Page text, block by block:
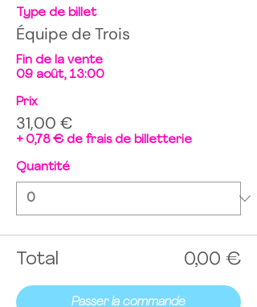
Type de billet
Équipe de Trois
Fin de la vente
09 août, 13:00
Prix
31,00 €
+ 0,78 € de frais de billetterie
Quantité
Total 0,00 €
Passer la commande